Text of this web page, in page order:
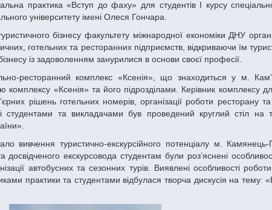
університету імені Олеся Гончара.
готельних та ресторанних підприємств, відкриваючи їм
із задоволенням занурилися в основи своєї професії.
комплексу «Ксенія» та його підрозділами. Керівник комплексу
рішень готельних номерів, організації роботи ресторану
студентами та викладачами був проведений круглий стіл на
екскурсовода студентам були роз’яснені
автобусних та сезонних турів. Виявлені особливості
практики та студентами відбулася творча дискусія на тему: